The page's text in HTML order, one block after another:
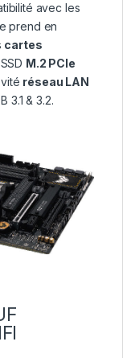
avec les
prend en
cartes
M.2 PCIe
réseau LAN
3.1 & 3.2.